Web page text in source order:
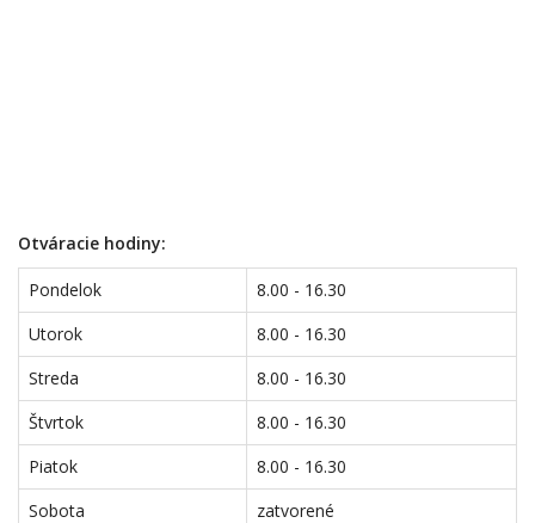
Otváracie hodiny:
Pondelok
8.00 - 16.30
Utorok
8.00 - 16.30
Streda
8.00 - 16.30
Štvrtok
8.00 - 16.30
Piatok
8.00 - 16.30
Sobota
zatvorené